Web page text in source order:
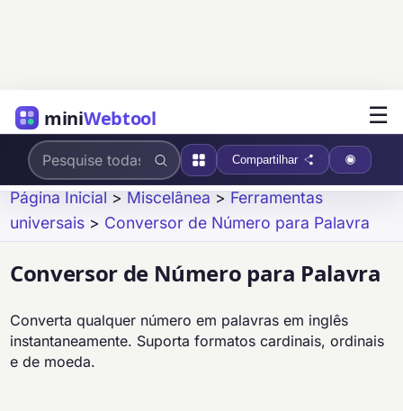
miniWebtool ☰
Compartilhar
Página Inicial > Miscelânea > Ferramentas
universais > Conversor de Número para Palavra
Conversor de Número para Palavra
Converta qualquer número em palavras em inglês
instantaneamente. Suporta formatos cardinais, ordinais
e de moeda.